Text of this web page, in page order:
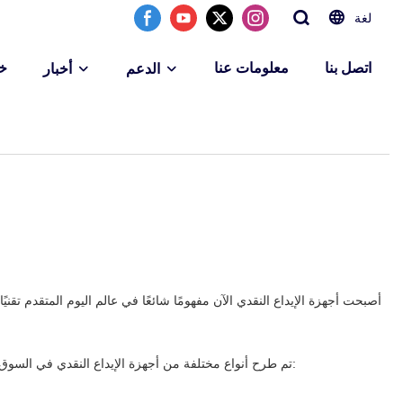
لغة
أخبار الدعم معلومات عنا اتصل بنا
أصبحت أجهزة الإيداع النقدي الآن مفهومًا شائعًا في عالم اليوم المتقدم
تم طرح أنواع مختلفة من أجهزة الإيداع النقدي في السوق ، ولكل منها ميزات فريدة مناسبة لمختلف المستخدمين. فيما يلي دليل مفصل للأنواع المختلفة من أجهزة الإيداع النقدي لمساعدتك على فهمها بشكل أفضل: